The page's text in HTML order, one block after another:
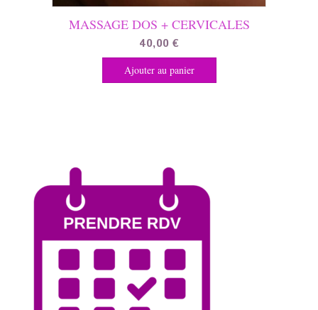
MASSAGE DOS + CERVICALES
40,00 €
Ajouter au panier